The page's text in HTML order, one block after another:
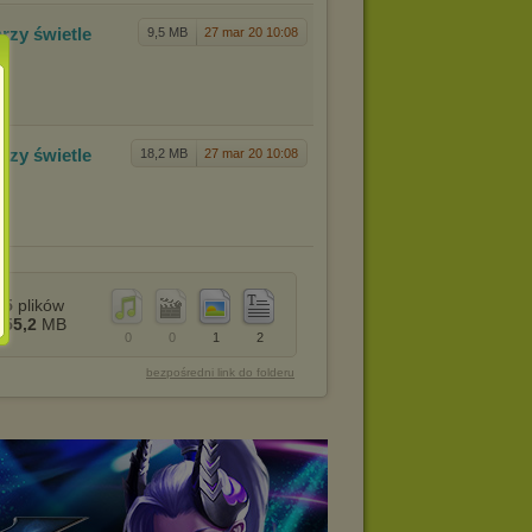
9,5 MB 27 mar 20 10:08
świetle
18,2 MB 27 mar 20 10:08
świetle
2
1
0
0
5 plików
55,2 MB
bezpośredni link do folderu